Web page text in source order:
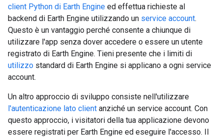
client Python di Earth Engine ed effettua richieste al
backend di Earth Engine utilizzando un service account.
Questo è un vantaggio perché consente a chiunque di
utilizzare l'app senza dover accedere o essere un utente
registrato di Earth Engine. Tieni presente che i limiti di
utilizzo standard di Earth Engine si applicano a ogni service
account.
Un altro approccio di sviluppo consiste nell'utilizzare
l'autenticazione lato client anziché un service account. Con
questo approccio, i visitatori della tua applicazione devono
essere registrati per Earth Engine ed eseguire l'accesso. Il